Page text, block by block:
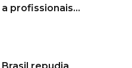
a profissionais...